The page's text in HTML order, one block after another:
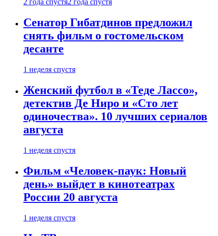
2 года спустя2 года спустя
Сенатор Гибатдинов предложил
снять фильм о гостомельском
десанте
1 неделя спустя
Женский футбол в «Теде Лассо»,
детектив Де Ниро и «Сто лет
одиночества». 10 лучших сериалов
августа
1 неделя спустя
Фильм «Человек-паук: Новый
день» выйдет в кинотеатрах
России 20 августа
1 неделя спустя